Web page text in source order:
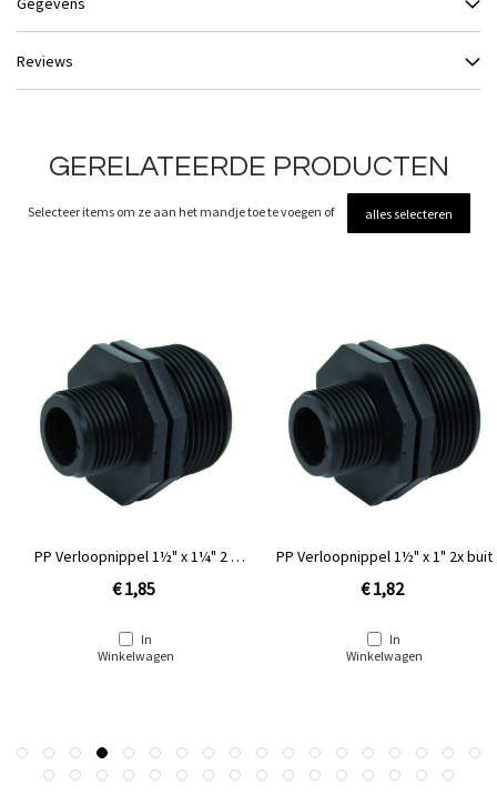
Reviews
GERELATEERDE PRODUCTEN
Selecteer items om ze aan het mandje toe te voegen of alles selecteren
PP Verloopnippel 1½" x 1¼" 2 x
€ 1,85
In
Winkelwagen
PP Verloopnippel 1½" x 1" 2x buit
€ 1,82
In
Winkelwagen